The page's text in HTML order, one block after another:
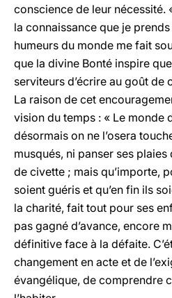
conscience de leur nécessité.
la connaissance que je
humeurs du monde me fait
que la divine Bonté inspire
serviteurs d’écrire au goût de
La raison de cet
vision du temps : « Le monde
désormais on ne l’osera
musqués, ni panser ses plaies
de civette ; mais qu’importe,
soient guéris et qu’en fin ils
la charité, fait tout pour ses
pas gagné d’avance, encore
définitive face à la défaite.
changement en acte et de
évangélique, de comprendre